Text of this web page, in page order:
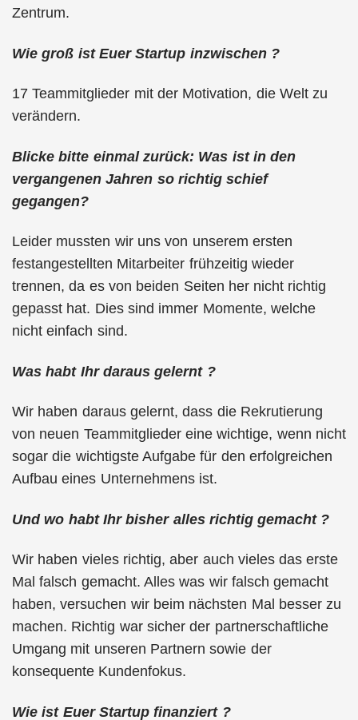
Zentrum.
Wie groß ist Euer Startup inzwischen ?
17 Teammitglieder mit der Motivation, die Welt zu
verändern.
Blicke bitte einmal zurück: Was ist in den
vergangenen Jahren so richtig schief
gegangen?
Leider mussten wir uns von unserem ersten
festangestellten Mitarbeiter frühzeitig wieder
trennen, da es von beiden Seiten her nicht richtig
gepasst hat. Dies sind immer Momente, welche
nicht einfach sind.
Was habt Ihr daraus gelernt ?
Wir haben daraus gelernt, dass die Rekrutierung
von neuen Teammitglieder eine wichtige, wenn nicht
sogar die wichtigste Aufgabe für den erfolgreichen
Aufbau eines Unternehmens ist.
Und wo habt Ihr bisher alles richtig gemacht ?
Wir haben vieles richtig, aber auch vieles das erste
Mal falsch gemacht. Alles was wir falsch gemacht
haben, versuchen wir beim nächsten Mal besser zu
machen. Richtig war sicher der partnerschaftliche
Umgang mit unseren Partnern sowie der
konsequente Kundenfokus.
Wie ist Euer Startup finanziert ?